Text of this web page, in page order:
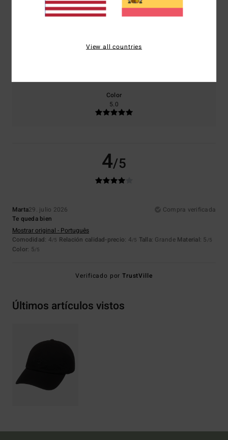
Comodidad
4.0
Relación calidad-precio
4.0
Color
5.0
4/5
Marta29. julio 2026
Compra verificada
Te queda bien
Mostrar original - Português
Comodidad: 4/5 Relación calidad-precio: 4/5 Talla: Grande Material: 5 /5
Color: 5/5
Verificado porTrustVille
Últimos artículos vistos
View all countries